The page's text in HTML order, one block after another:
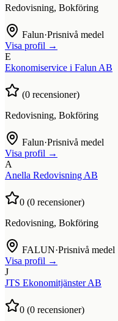
Redovisning, Bokföring
Falun·Prisnivå medel
Visa profil →
E
Ekonomiservice i Falun AB
(0 recensioner)
Redovisning, Bokföring
Falun·Prisnivå medel
Visa profil →
A
Anella Redovisning AB
0 (0 recensioner)
Redovisning, Bokföring
FALUN·Prisnivå medel
Visa profil →
J
JTS Ekonomitjänster AB
0 (0 recensioner)